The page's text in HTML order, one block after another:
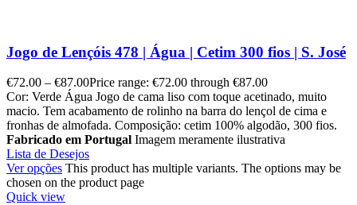
Jogo de Lençóis 478 | Água | Cetim 300 fios | S. José
€72.00 – €87.00Price range: €72.00 through €87.00
Cor: Verde Água Jogo de cama liso com toque acetinado, muito
macio. Tem acabamento de rolinho na barra do lençol de cima e
fronhas de almofada. Composição: cetim 100% algodão, 300 fios.
Fabricado em Portugal Imagem meramente ilustrativa
Lista de Desejos
Ver opções This product has multiple variants. The options may be
chosen on the product page
Quick view